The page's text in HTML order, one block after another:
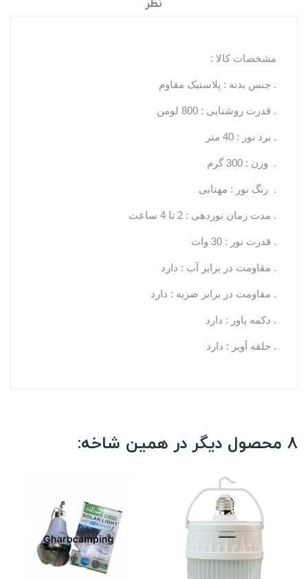
مشخصات کالا :
. جنس بدنه : پلاستیک مقاوم
. قدرت روشنایی : 800 لومن
. برد نور : 40 متر
. وزن : 300 گرم
. رنگ نور : مهتابی
. مدت زمان نوردهی : 2 تا 4 ساعت
. قدرت نور : 30 وات
. مقاومت در برابر آب : دارد
. مقاومت در برابر ضربه : دارد
. دکمه پاور : دارد
. حلقه آویز : دارد
8 محصول دیگر در همین شاخه: